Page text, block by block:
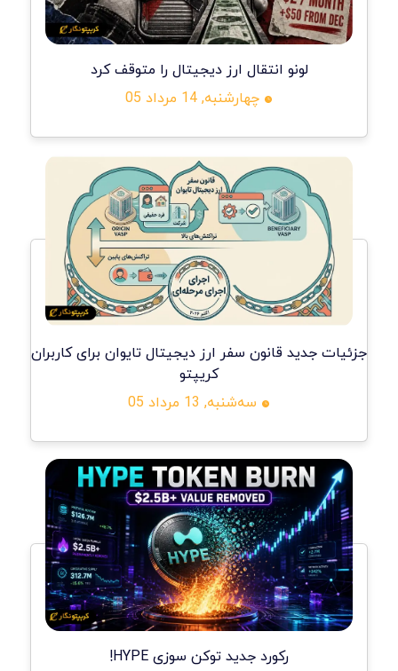
لونو انتقال ارز دیجیتال را متوقف کرد
چهارشنبه, 14 مرداد 05
جزئیات جدید قانون سفر ارز دیجیتال تایوان برای کاربران
کریپتو
سه‌شنبه, 13 مرداد 05
رکورد جدید توکن سوزی HYPE!